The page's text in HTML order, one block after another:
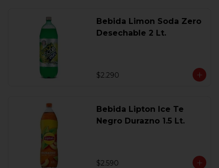
Bebida Limon Soda Zero
Desechable 2 Lt.
$2.290
Bebida Lipton Ice Te
Negro Durazno 1.5 Lt.
$2.590